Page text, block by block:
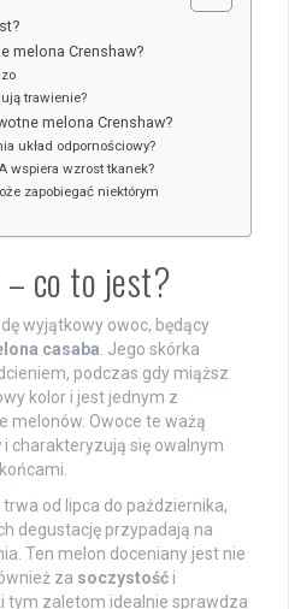
melona Crenshaw?
trawienie?
melona Crenshaw?
układ odpornościowy?
wspiera wzrost tkanek?
zapobiegać niektórym
– co to jest?
wyjątkowy owoc, będący
casaba . Jego skórka
podczas gdy miąższ
kolor i jest jednym z
melonów. Owoce te ważą
i charakteryzują się owalnym
od lipca do października,
degustację przypadają na
Ten melon doceniany jest nie
za soczystość i
tym zaletom idealnie sprawdza